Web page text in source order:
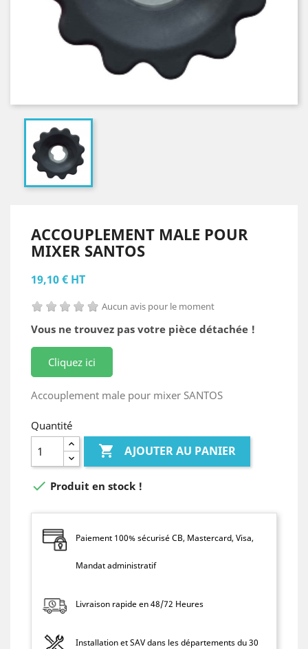
ACCOUPLEMENT MALE POUR
MIXER SANTOS
19,10 € HT
Aucun avis pour le moment
Vous ne trouvez pas votre pièce détachée !
Cliquez ici
Accouplement male pour mixer SANTOS
Quantité
 AJOUTER AU PANIER
 Produit en stock !
Paiement 100% sécurisé CB, Mastercard, Visa,
Mandat administratif
Livraison rapide en 48/72 Heures
Installation et SAV dans les départements du 30